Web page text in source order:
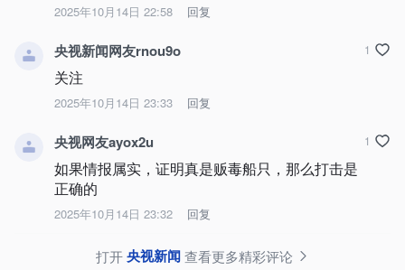
2025年10月14日 22:58 回复
央视新闻网友rnou9o
关注
2025年10月14日 23:33 回复
1
央视网友ayox2u
如果情报属实，证明真是贩毒船只，那么打击是
正确的
2025年10月14日 23:32 回复
1
打开央视新闻查看更多精彩评论